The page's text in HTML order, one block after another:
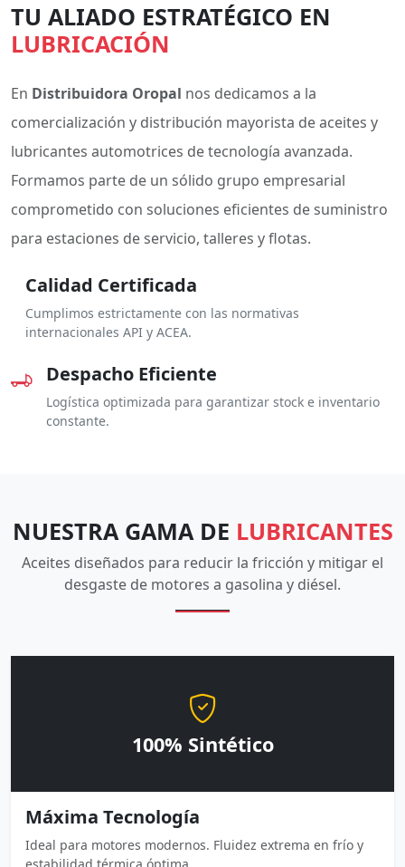
TU ALIADO ESTRATÉGICO EN
LUBRICACIÓN
En Distribuidora Oropal nos dedicamos a la
comercialización y distribución mayorista de aceites y
lubricantes automotrices de tecnología avanzada.
Formamos parte de un sólido grupo empresarial
comprometido con soluciones eficientes de suministro
para estaciones de servicio, talleres y flotas.
Calidad Certificada
Cumplimos estrictamente con las normativas
internacionales API y ACEA.
Despacho Eficiente
Logística optimizada para garantizar stock e inventario
constante.
NUESTRA GAMA DE LUBRICANTES
Aceites diseñados para reducir la fricción y mitigar el
desgaste de motores a gasolina y diésel.
100% Sintético
Máxima Tecnología
Ideal para motores modernos. Fluidez extrema en frío y